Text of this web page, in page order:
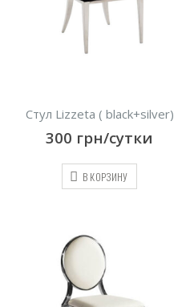
Стул Lizzeta ( black+silver)
300 грн/сутки
В КОРЗИНУ